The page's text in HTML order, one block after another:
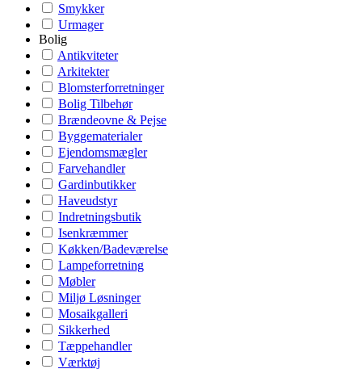
Smykker
Urmager
Bolig
Antikviteter
Arkitekter
Blomsterforretninger
Bolig Tilbehør
Brændeovne & Pejse
Byggematerialer
Ejendomsmægler
Farvehandler
Gardinbutikker
Haveudstyr
Indretningsbutik
Isenkræmmer
Køkken/Badeværelse
Lampeforretning
Møbler
Miljø Løsninger
Mosaikgalleri
Sikkerhed
Tæppehandler
Værktøj